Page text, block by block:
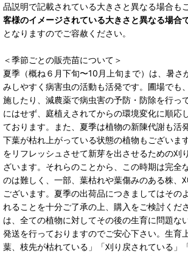
品説明で記載されている大きさと異なる場合も
客様のイメージされている大きさと異なる場合
となりますのでご容赦ください。
＜季節ごとの販売苗について＞
夏季（概ね６月下旬〜10月上旬まで）は、暑さ
みしやすく病害虫の活動も活発です。圃場でも
施したり、減農薬で病虫害の予防・防除を行っ
にはせず、庭植えされてからの環境変化に順応
ております。また、夏季は植物の新陳代謝も活
下葉が枯れ上がっている状態の植物もございま
をリフレッシュさせて新芽を出させるための刈
ざいます。それらのことから、この時期は完全
のは難しく、一部、葉枯れや葉傷みのある株、
ございます。夏季の出荷品につきましてはその
れることを十分ご了承の上、購入をご検討くだ
は、全ての植物に対してその後の生育に問題な
発送を行っておりますのでご安心下さい。生育
葉、枝先が枯れている」「刈り戻されている」